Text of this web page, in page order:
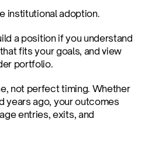
institutional adoption.
a position if you understand
fits your goals, and view
portfolio.
not perfect timing. Whether
years ago, your outcomes
entries, exits, and